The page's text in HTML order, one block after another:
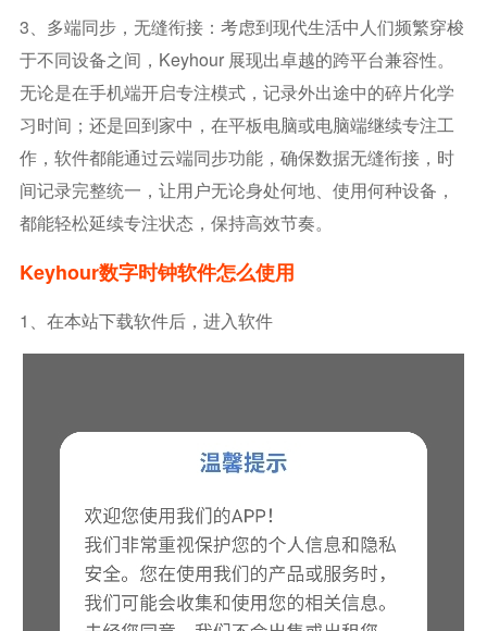
3、多端同步，无缝衔接：考虑到现代生活中人们频繁穿梭
于不同设备之间，Keyhour 展现出卓越的跨平台兼容性。
无论是在手机端开启专注模式，记录外出途中的碎片化学
习时间；还是回到家中，在平板电脑或电脑端继续专注工
作，软件都能通过云端同步功能，确保数据无缝衔接，时
间记录完整统一，让用户无论身处何地、使用何种设备，
都能轻松延续专注状态，保持高效节奏。
Keyhour数字时钟软件怎么使用
1、在本站下载软件后，进入软件